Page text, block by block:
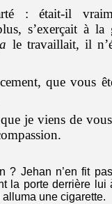
: était-il
s’exerçait à
le travaillait, il
que vous
je viens de
? Jehan n’en fit
la porte derrière lui
alluma une cigarette.